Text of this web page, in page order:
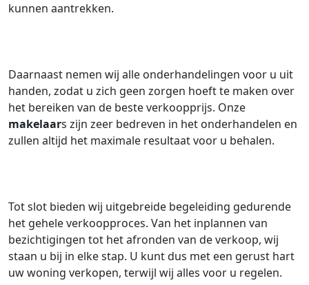
kunnen aantrekken.
Daarnaast nemen wij alle onderhandelingen voor u uit
handen, zodat u zich geen zorgen hoeft te maken over
het bereiken van de beste verkoopprijs. Onze
makelaars zijn zeer bedreven in het onderhandelen en
zullen altijd het maximale resultaat voor u behalen.
Tot slot bieden wij uitgebreide begeleiding gedurende
het gehele verkoopproces. Van het inplannen van
bezichtigingen tot het afronden van de verkoop, wij
staan u bij in elke stap. U kunt dus met een gerust hart
uw woning verkopen, terwijl wij alles voor u regelen.